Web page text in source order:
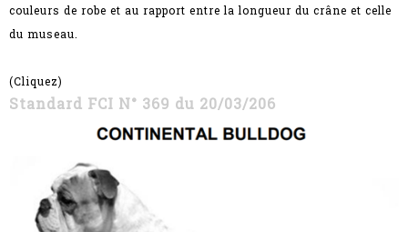
couleurs de robe et au rapport entre la longueur du crâne et celle
du museau.
(Cliquez)
Standard FCI N° 369 du 20/03/206